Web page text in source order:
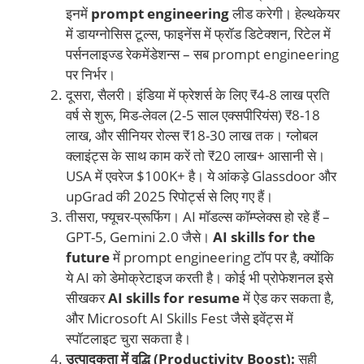
इनमें prompt engineeringलीड करेगी। हेल्थकेयर
में डायग्नोसिस टूल्स, फाइनेंस में फ्रॉड डिटेक्शन, रिटेल में
पर्सनलाइज्ड रेकमेंडेशन्स – सब prompt engineering
पर निर्भर।
दूसरा, सैलरी। इंडिया में फ्रेशर्स के लिए ₹4-8 लाख प्रति
वर्ष से शुरू, मिड-लेवल (2-5 साल एक्सपीरियंस) ₹8-18
लाख, और सीनियर रोल्स ₹18-30 लाख तक। ग्लोबल
क्लाइंट्स के साथ काम करें तो ₹20 लाख+ आसानी से।
USA में एवरेज $100K+ है। ये आंकड़े Glassdoor और
upGrad की 2025 रिपोर्ट्स से लिए गए हैं।
तीसरा, फ्यूचर-प्रूफिंग। AI मॉडल्स कॉम्प्लेक्स हो रहे हैं –
GPT-5, Gemini 2.0 जैसे। AI skills for the
futureमें prompt engineering टॉप पर है, क्योंकि
ये AI को डेमोक्रेटाइज करती है। कोई भी प्रोफेशनल इसे
सीखकरAI skills for resumeमें ऐड कर सकता है,
और Microsoft AI Skills Fest जैसे इवेंट्स में
स्पॉटलाइट चुरा सकता है।
उत्पादकता में वृद्धि (Productivity Boost):सही